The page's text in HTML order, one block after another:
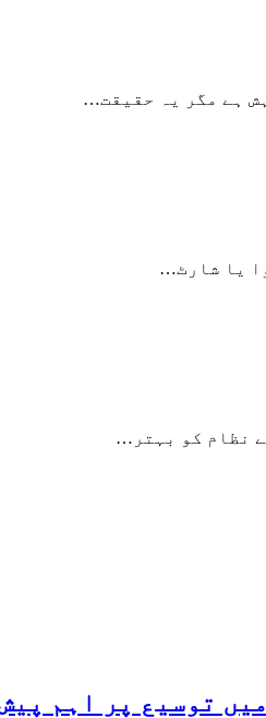
ہے مگر یہ حقیقت…
یا شارٹ…
نظام کو بہتر…
توسیع پر اہم